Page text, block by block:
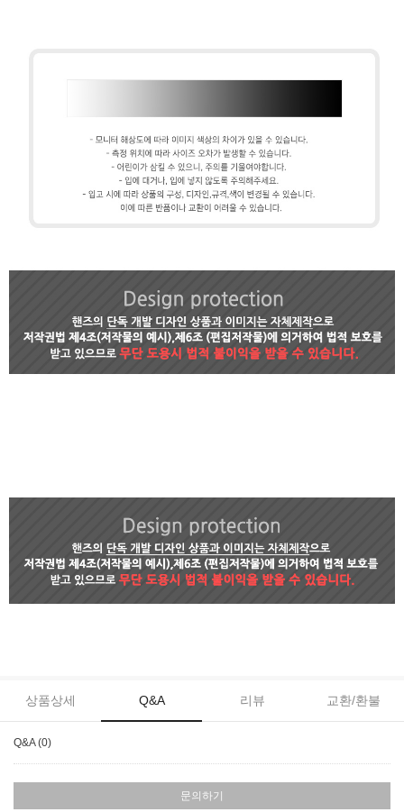
상품상세 Q&A 리뷰 교환/환불
Q&A (0)
문의하기